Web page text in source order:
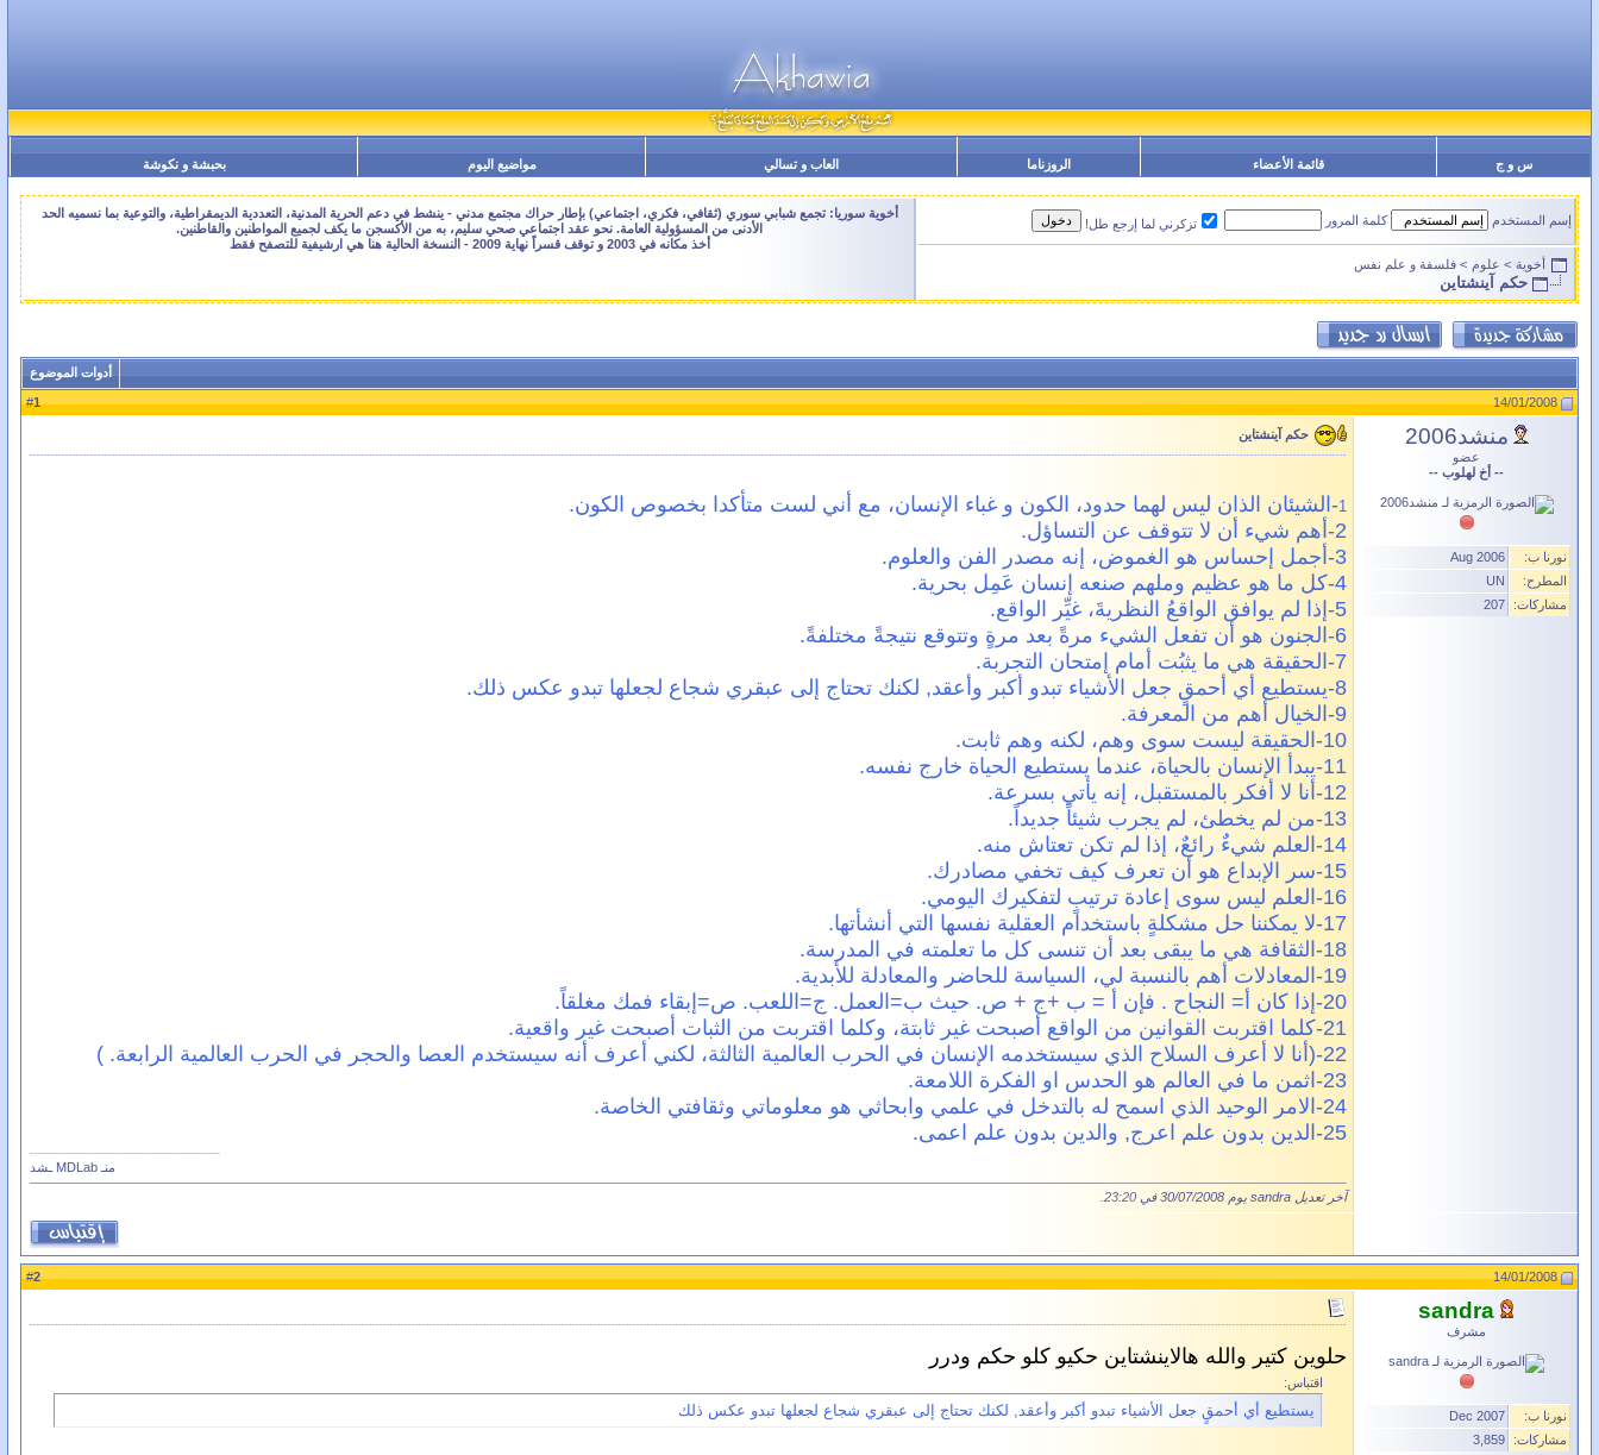
س و ج قائمة الأعضاء الروزناما العاب و تسالي مواضيع اليوم بحبشة و نكوشة
إسم المستخدم كلمة المرور تزكرني لما إرجع طل!
أخوية سوريا: تجمع شبابي سوري (ثقافي، فكري، اجتماعي) بإطار حراك مجتمع مدني - ينشط في دعم الحرية المدنية، التعددية الديمقراطية، والتوعية بما نسميه الحد
الأدنى من المسؤولية العامة. نحو عقد اجتماعي صحي سليم، به من الأكسجن ما يكف لجميع المواطنين والقاطنين.
أخذ مكانه في 2003 و توقف قسراً نهاية 2009 - النسخة الحالية هنا هي ارشيفية للتصفح فقط
أخوية > علوم > فلسفة و علم نفس
حكم آينشتاين
أدوات الموضوع
14/01/2008
#
1
منشد2006
عضو
-- أخ لهلوب --
نورنا ب:
Aug 2006
المطرح:
UN
مشاركات:
207
حكم آينشتاين
1-الشيئان الذان ليس لهما حدود، الكون و غباء الإنسان، مع أني لست متأكدا بخصوص الكون.
2-أهم شيء أن لا تتوقف عن التساؤل.
3-أجمل إحساس هو الغموض، إنه مصدر الفن والعلوم.
4-كل ما هو عظيم وملهم صنعه إنسان عَمِل بحرية.
5-إذا لم يوافق الواقعُ النظريةَ، غيِّر الواقع.
6-الجنون هو أن تفعل الشيء مرةً بعد مرةٍ وتتوقع نتيجةً مختلفةً.
7-الحقيقة هي ما يثبُت أمام إمتحان التجربة.
8-يستطيع أي أحمقٍ جعل الأشياء تبدو أكبر وأعقد, لكنك تحتاج إلى عبقري شجاع لجعلها تبدو عكس ذلك.
9-الخيال أهم من المعرفة.
10-الحقيقة ليست سوى وهم، لكنه وهم ثابت.
11-يبدأ الإنسان بالحياة، عندما يستطيع الحياة خارج نفسه.
12-أنا لا أفكر بالمستقبل، إنه يأتي بسرعة.
13-من لم يخطئ، لم يجرب شيئاً جديداً.
14-العلم شيءٌ رائعٌ، إذا لم تكن تعتاش منه.
15-سر الإبداع هو أن تعرف كيف تخفي مصادرك.
16-العلم ليس سوى إعادة ترتيبٍ لتفكيرك اليومي.
17-لا يمكننا حل مشكلةٍ باستخدام العقلية نفسها التي أنشأتها.
18-الثقافة هي ما يبقى بعد أن تنسى كل ما تعلمته في المدرسة.
19-المعادلات أهم بالنسبة لي، السياسة للحاضر والمعادلة للأبدية.
20-إذا كان أ= النجاح . فإن أ = ب +ج + ص. حيث ب=العمل. ج=اللعب. ص=إبقاء فمك مغلقاً.
21-كلما اقتربت القوانين من الواقع أصبحت غير ثابتة، وكلما اقتربت من الثبات أصبحت غير واقعية.
22-(أنا لا أعرف السلاح الذي سيستخدمه الإنسان في الحرب العالمية الثالثة، لكني أعرف أنه سيستخدم العصا والحجر في الحرب العالمية الرابعة. )
23-اثمن ما في العالم هو الحدس او الفكرة اللامعة.
24-الامر الوحيد الذي اسمح له بالتدخل في علمي وابحاثي هو معلوماتي وثقافتي الخاصة.
25-الدين بدون علم اعرج, والدين بدون علم اعمى.
منـ MDLab ـشد
آخر تعديل sandra يوم 30/07/2008 في 23:20
.
14/01/2008
#
2
sandra
مشرف
نورنا ب:
Dec 2007
مشاركات:
3,859
حلوين كتير والله هالاينشتاين حكيو كلو حكم ودرر
اقتباس:
يستطيع أي أحمقٍ جعل الأشياء تبدو أكبر وأعقد, لكنك تحتاج إلى عبقري شجاع لجعلها تبدو عكس ذلك